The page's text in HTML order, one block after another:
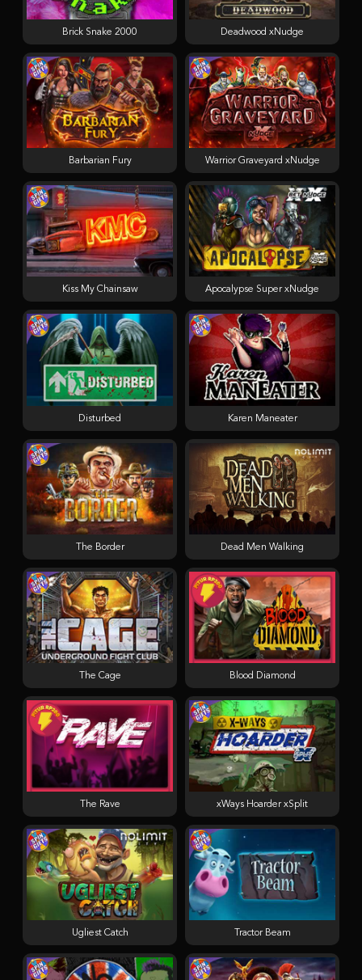
Blood Diamond
Dead Men Walking
Apocalypse Super xNudge
Kiss My Chainsaw
Tractor Beam
The Cage
Brick Snake 2000
Warrior Graveyard xNudge
Barbarian Fury
Deadwood xNudge
Disturbed
xWays Hoarder xSplit
Karen Maneater
The Border
Ugliest Catch
The Rave